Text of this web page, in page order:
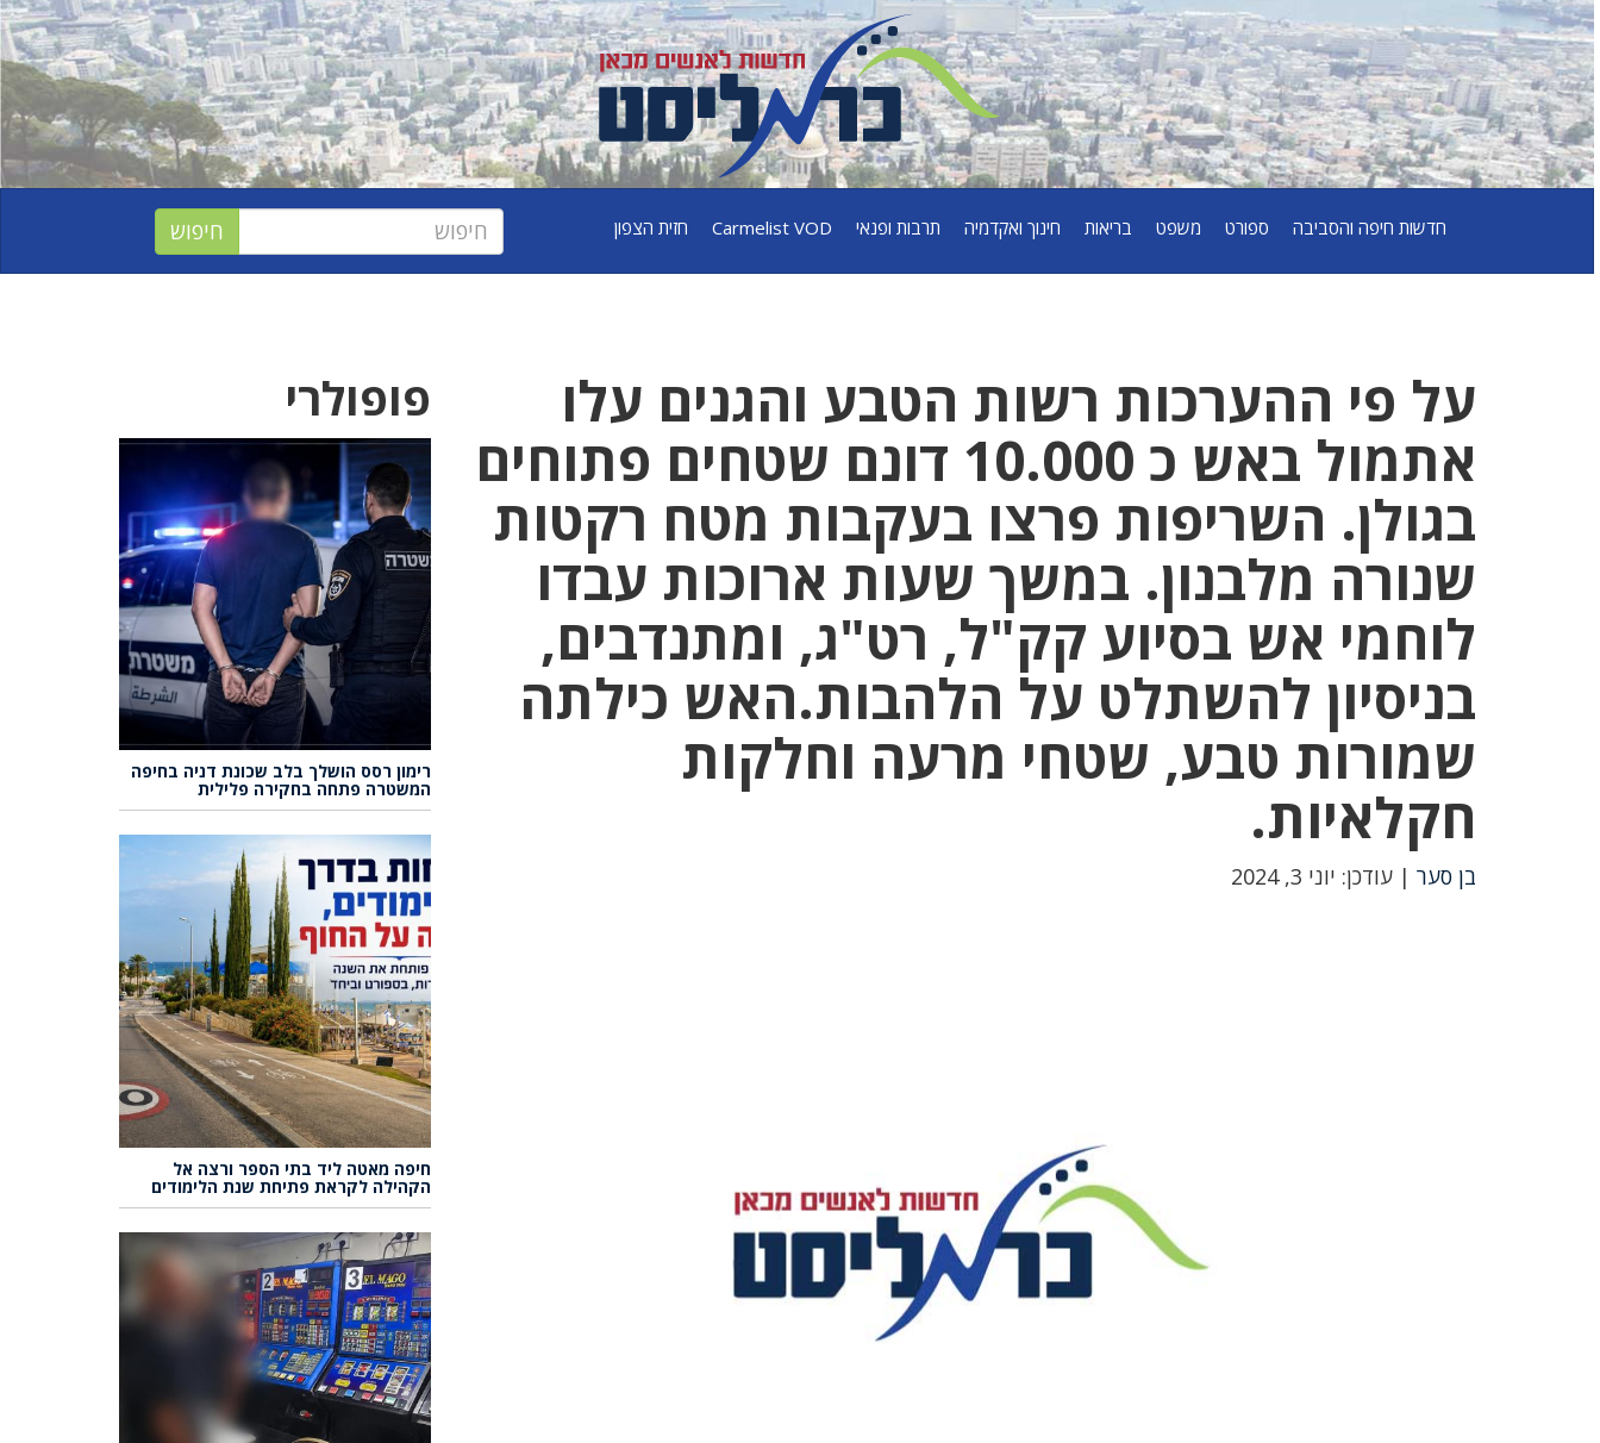
חדשות חיפה והסביבה ספורט משפט בריאות חינוך ואקדמיה תרבות ופנאי Carmelist VOD חזית הצפון
על פי ההערכות ‎רשות הטבע והגנים עלו
אתמול באש כ 10.000 דונם שטחים פתוחים
בגולן. השריפות פרצו בעקבות מטח רקטות
שנורה מלבנון. במשך שעות ארוכות עבדו
לוחמי אש בסיוע קק"ל, רט"ג, ומתנדבים,
בניסיון להשתלט על הלהבות.האש כילתה
שמורות טבע, שטחי מרעה וחלקות
חקלאיות.
בן סער | עודכן: יוני 3, 2024
פופולרי
רימון רסס הושלך בלב שכונת דניה בחיפה
המשטרה פתחה בחקירה פלילית
חיפה מאטה ליד בתי הספר ורצה אל
הקהילה לקראת פתיחת שנת הלימודים